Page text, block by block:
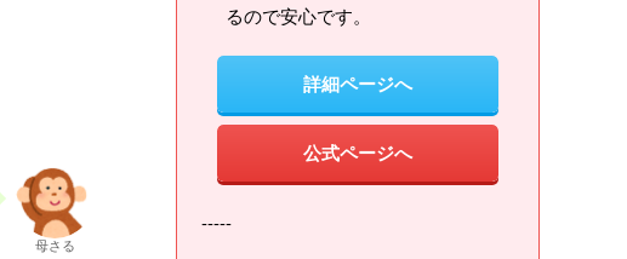
母さる
るので安心です。
詳細ページへ
公式ページへ
-----